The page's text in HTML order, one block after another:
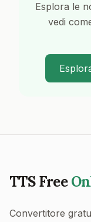
Esplora le
vedi
TTS Free
Convertitore